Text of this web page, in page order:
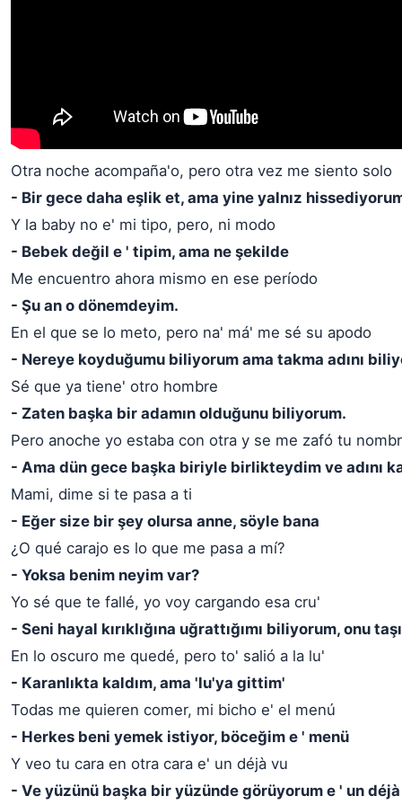
Otra noche acompaña'o, pero otra vez me siento solo
- Bir gece daha eşlik et, ama yine yalnız
Y la baby no e' mi tipo, pero, ni modo
- Bebek değil e ' tipim, ama ne şekilde
Me encuentro ahora mismo en ese período
- Şu an o dönemdeyim.
En el que se lo meto, pero na' má' me sé su apodo
- Nereye koyduğumu biliyorum ama takma adını
Sé que ya tiene' otro hombre
- Zaten başka bir adamın olduğunu biliyorum.
Pero anoche yo estaba con otra y se me zafó tu
- Ama dün gece başka biriyle birlikteydim ve adını
Mami, dime si te pasa a ti
- Eğer size bir şey olursa anne, söyle bana
¿O qué carajo es lo que me pasa a mí?
- Yoksa benim neyim var?
Yo sé que te fallé, yo voy cargando esa cru'
- Seni hayal kırıklığına uğrattığımı biliyorum, onu
En lo oscuro me quedé, pero to' salió a la lu'
- Karanlıkta kaldım, ama 'lu'ya gittim'
Todas me quieren comer, mi bicho e' el menú
- Herkes beni yemek istiyor, böceğim e ' menü
Y veo tu cara en otra cara e' un déjà vu
- Ve yüzünü başka bir yüzünde görüyorum e ' un